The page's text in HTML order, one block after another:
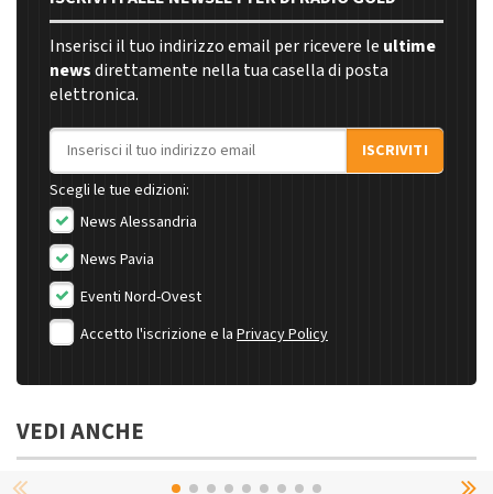
Inserisci il tuo indirizzo email per ricevere le ultime
newsdirettamente nella tua casella di posta
elettronica.
Indirizzo email
ISCRIVITI
Scegli le tue edizioni:
News Alessandria
News Pavia
Eventi Nord-Ovest
Accetto l'iscrizione e la Privacy Policy
VEDI ANCHE